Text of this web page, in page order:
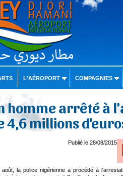
L'AÉROPORT COMPAGNIES
homme arrêté à
4,6 millions
Publié le 28/08/2015
août, la police nigérienne a procédé à